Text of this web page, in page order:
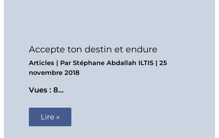
Accepte ton destin et endure
Articles| Par Stéphane Abdallah ILTIS | 25
novembre 2018
Vues : 8…
Lire »